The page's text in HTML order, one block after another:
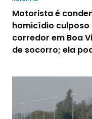
Motorista é
homicídio
corredor em Boa
de socorro; ela